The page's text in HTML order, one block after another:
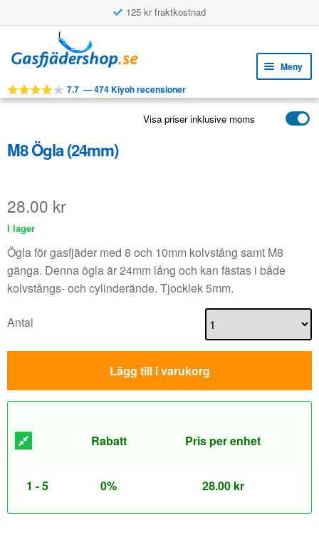
125 kr fraktkostnad
till
navigering
till
innehåll
Meny
VERKTYG
APPLIKATIONER
VANLIGA FRÅGOR
7.7 —474 Kiyoh recensioner
Visa priser inklusive moms
M8 Ögla (24mm)
28.00 kr
I lager
Ögla för gasfjäder med 8 och 10mm kolvstång samt M8
gänga. Denna ögla är 24mm lång och kan fästas i både
kolvstångs- och cylinderände. Tjocklek 5mm.
Antal
Lägg till i varukorg
Rabatt Pris per enhet
1 - 5 0% 28.00 kr